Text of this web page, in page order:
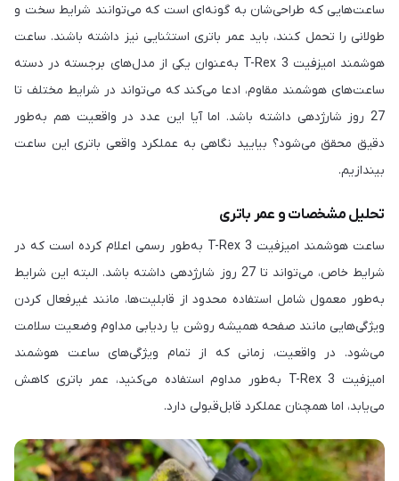
ساعت‌هایی که طراحی‌شان به گونه‌ای است که می‌توانند شرایط سخت و
طولانی را تحمل کنند، باید عمر باتری استثنایی نیز داشته باشند. ساعت
هوشمند امیزفیت T-Rex 3 به‌عنوان یکی از مدل‌های برجسته در دسته
ساعت‌های هوشمند مقاوم، ادعا می‌کند که می‌تواند در شرایط مختلف تا
27 روز شارژدهی داشته باشد. اما آیا این عدد در واقعیت هم به‌طور
دقیق محقق می‌شود؟ بیایید نگاهی به عملکرد واقعی باتری این ساعت
بیندازیم.
تحلیل مشخصات و عمر باتری
ساعت هوشمند امیزفیت T-Rex 3 به‌طور رسمی اعلام کرده است که در
شرایط خاص، می‌تواند تا 27 روز شارژدهی داشته باشد. البته این شرایط
به‌طور معمول شامل استفاده محدود از قابلیت‌ها، مانند غیرفعال کردن
ویژگی‌هایی مانند صفحه همیشه روشن یا ردیابی مداوم وضعیت سلامت
می‌شود. در واقعیت، زمانی که از تمام ویژگی‌های ساعت هوشمند
امیزفیت T-Rex 3 به‌طور مداوم استفاده می‌کنید، عمر باتری کاهش
می‌یابد، اما همچنان عملکرد قابل‌قبولی دارد.